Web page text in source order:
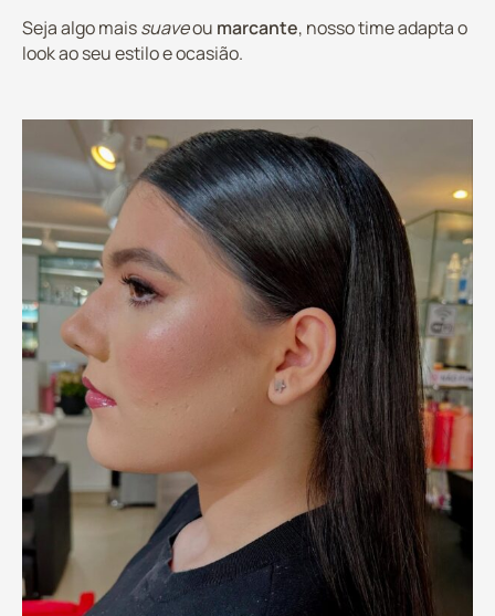
Seja algo maissuaveou marcante, nosso time adapta o
look ao seu estilo e ocasião.